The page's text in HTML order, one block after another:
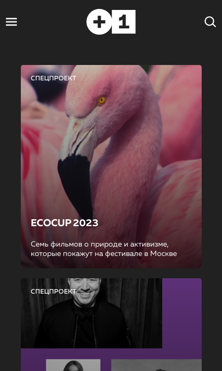
СПЕЦПРОЕКТ
ECOCUP 2023
Семь фильмов о природе и активизме,
которые покажут на фестивале в Москве
СПЕЦПРОЕКТ